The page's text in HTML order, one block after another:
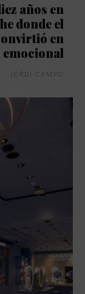
años en
donde el
en
JORDI CAMPO